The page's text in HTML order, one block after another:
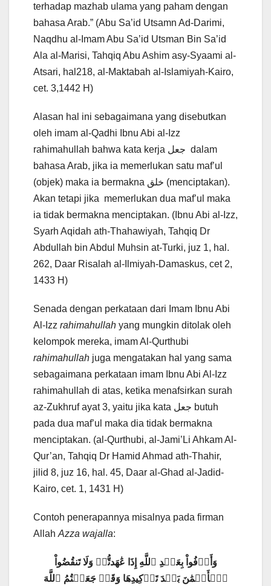
terhadap mazhab ulama yang paham dengan
bahasa Arab.” (Abu Sa’id Utsamn Ad-Darimi,
Naqdhu al-Imam Abu Sa’id Utsman Bin Sa’id
Ala al-Marisi, Tahqiq Abu Ashim asy-Syaami al-
Atsari, hal218, al-Maktabah al-Islamiyah-Kairo,
cet. 3,1442 H)
Alasan hal ini sebagaimana yang disebutkan
oleh imam al-Qadhi Ibnu Abi al-Izz
rahimahullah bahwa kata kerja جعل dalam
bahasa Arab, jika ia memerlukan satu maf’ul
(objek) maka ia bermakna خلق (menciptakan).
Akan tetapi jika memerlukan dua maf’ul maka
ia tidak bermakna menciptakan. (Ibnu Abi al-Izz,
Syarh Aqidah ath-Thahawiyah, Tahqiq Dr
Abdullah bin Abdul Muhsin at-Turki, juz 1, hal.
262, Daar Risalah al-Ilmiyah-Damaskus, cet 2,
1433 H)
Senada dengan perkataan dari Imam Ibnu Abi
Al-Izz rahimahullah yang mungkin ditolak oleh
kelompok mereka, imam Al-Qurthubi
rahimahullah juga mengatakan hal yang sama
sebagaimana perkataan imam Ibnu Abi Al-Izz
rahimahullah di atas, ketika menafsirkan surah
az-Zukhruf ayat 3, yaitu jika kata جعل butuh
pada dua maf’ul maka dia tidak bermakna
menciptakan. (al-Qurthubi, al-Jami’Li Ahkam Al-
Qur’an, Tahqiq Dr Hamid Ahmad ath-Thahir,
jilid 8, juz 16, hal. 45, Daar al-Ghad al-Jadid-
Kairo, cet. 1, 1431 H)
Contoh penerapannya misalnya pada firman
Allah Azza wajalla:
وَأَوۡفُواْ بِعَهۡدِ ٱللَّهِ إِذَا عَٰهَدتُّمۡ وَلَا تَنقُضُواْ
ٱلۡأَيۡمَٰنَ بَعۡدَ تَوۡكِيدِهَا وَقَدۡ جَعَلۡتُمُ ٱللَّهَ